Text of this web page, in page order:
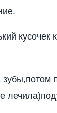
кусочек
зубы,потом